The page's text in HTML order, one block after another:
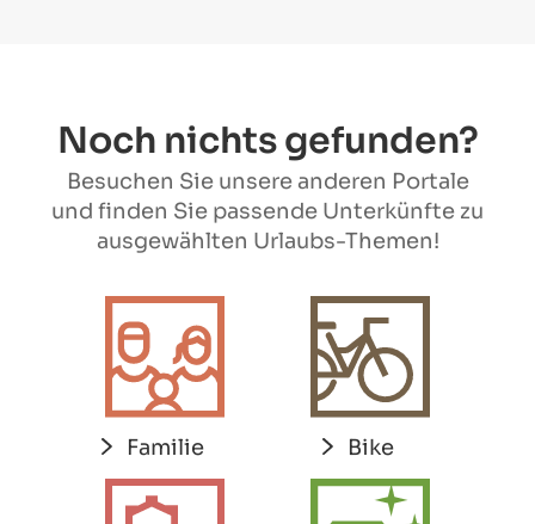
Noch nichts gefunden?
Besuchen Sie unsere anderen Portale
und finden Sie passende Unterkünfte zu
ausgewählten Urlaubs-Themen!
Familie Bike